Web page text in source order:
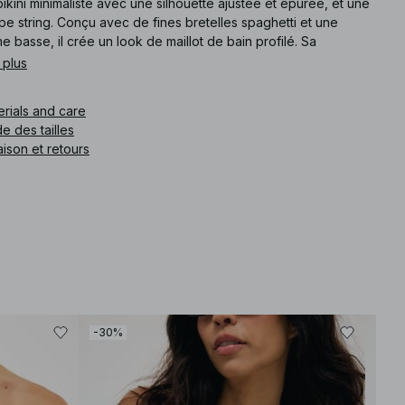
string. Conçu avec de fines bretelles spaghetti et une
basse, il crée un look de maillot de bain profilé. Sa
simple et sa finition épurée confèrent au design une
article:1100-013099-0004
and care
des tailles
et retours
-30%